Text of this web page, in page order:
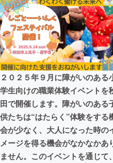
テクノロジー・ガジ
映像・映画
ビジネス・起業
まちづくり・地域活
CAMPFIRE for Social
CAMPFIREふるさと納税
２０２５年９月に障がいのある
学生向けの職業体験イベントを
田で開催します。障がいのある
供たちは“はたらく”体験をする
会が少なく、大人になった時の
メージを得る機会がなかなかあ
ません。このイベントを通じて、